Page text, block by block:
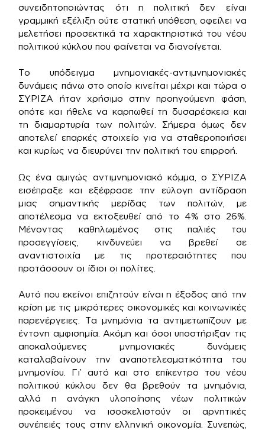
συνειδητοποιώντας ότι η πολιτική δεν είναι
γραμμική εξέλιξη ούτε στατική υπόθεση, οφείλει να
μελετήσει προσεκτικά τα χαρακτηριστικά του νέου
πολιτικού κύκλου που φαίνεται να διανοίγεται.
Το υπόδειγμα μνημονιακές-αντιμνημονιακές
δυνάμεις πάνω στο οποίο κινείται μέχρι και τώρα ο
ΣΥΡΙΖΑ ήταν χρήσιμο στην προηγούμενη φάση,
οπότε και ήθελε να καρπωθεί τη δυσαρέσκεια και
τη διαμαρτυρία των πολιτών. Σήμερα όμως δεν
αποτελεί επαρκές στοιχείο για να σταθεροποιήσει
και κυρίως να διευρύνει την πολιτική του επιρροή.
Ως ένα αμιγώς αντιμνημονιακό κόμμα, ο ΣΥΡΙΖΑ
εισέπραξε και εξέφρασε την εύλογη αντίδραση
μιας σημαντικής μερίδας των πολιτών, με
αποτέλεσμα να εκτοξευθεί από το 4% στο 26%.
Μένοντας καθηλωμένος στις παλιές του
προσεγγίσεις, κινδυνεύει να βρεθεί σε
αναντιστοιχία με τις προτεραιότητες που
προτάσσουν οι ίδιοι οι πολίτες.
Αυτό που εκείνοι επιζητούν είναι η έξοδος από την
κρίση με τις μικρότερες οικονομικές και κοινωνικές
παρενέργειες. Τα μνημόνια τα αντιμετωπίζουν με
έντονη αμφισημία. Ακόμη και όσοι υποστήριξαν τις
αποκαλούμενες μνημονιακές δυνάμεις
καταλαβαίνουν την αναποτελεσματικότητα του
μνημονίου. Γι’ αυτό και στο επίκεντρο του νέου
πολιτικού κύκλου δεν θα βρεθούν τα μνημόνια,
αλλά η ανάγκη υλοποίησης νέων πολιτικών
προκειμένου να ισοσκελιστούν οι αρνητικές
συνέπειές τους στην ελληνική οικονομία. Συνεπώς,